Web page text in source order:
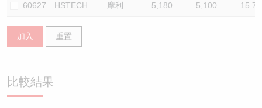
60627 HSTECH 摩利 5,180 5,100 15.7
加入 重置
比較結果